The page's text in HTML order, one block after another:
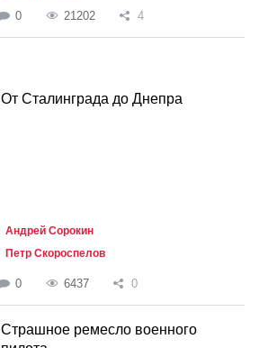
0 21202 4
От Сталинграда до Днепра
Андрей Сорокин
Петр Скороспелов
0 6437 0
Страшное ремесло военного